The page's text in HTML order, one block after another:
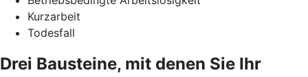
Kurzarbeit
Todesfall
Drei Bausteine, mit denen Sie Ihr